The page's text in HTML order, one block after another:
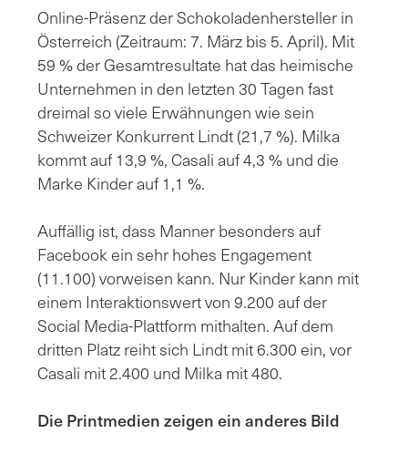
Online-Präsenz der Schokoladenhersteller in
Österreich (Zeitraum: 7. März bis 5. April). Mit
59 % der Gesamtresultate hat das heimische
Unternehmen in den letzten 30 Tagen fast
dreimal so viele Erwähnungen wie sein
Schweizer Konkurrent Lindt (21,7 %). Milka
kommt auf 13,9 %, Casali auf 4,3 % und die
Marke Kinder auf 1,1 %.
Auffällig ist, dass Manner besonders auf
Facebook ein sehr hohes Engagement
(11.100) vorweisen kann. Nur Kinder kann mit
einem Interaktionswert von 9.200 auf der
Social Media-Plattform mithalten. Auf dem
dritten Platz reiht sich Lindt mit 6.300 ein, vor
Casali mit 2.400 und Milka mit 480.
Die Printmedien zeigen ein anderes Bild